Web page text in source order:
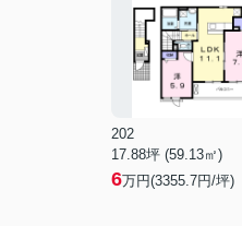
202
17.88坪 (59.13㎡)
6万円(3355.7円/坪)